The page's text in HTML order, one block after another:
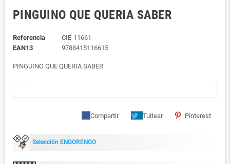
PINGUINO QUE QUERIA SABER
Referencia
CIE-11661
EAN13
9788415116615
PINGUINO QUE QUERIA SABER
Compartir Tuitear Pinterest
Selección ENGORENGO